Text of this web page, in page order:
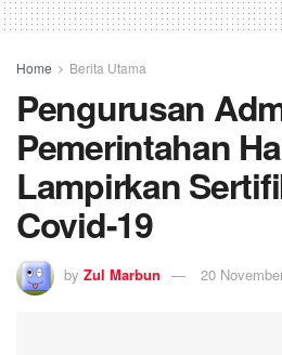
Home Berita Utama
Pengurusan
Pemerintahan
Lampirkan
Covid-19
by Zul Marbun 20